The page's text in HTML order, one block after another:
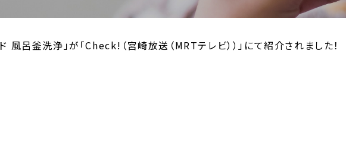
風呂釜洗浄」が「Check!（宮崎放送（MRTテレビ））」にて紹介されました！